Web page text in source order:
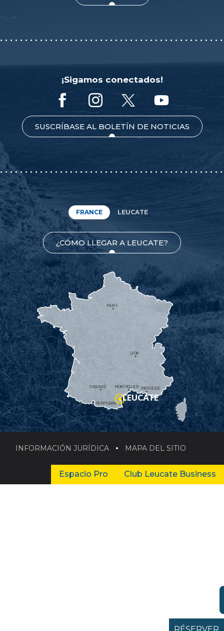
¡Sigamos conectados!
SUSCRÍBASE AL BOLETÍN DE NOTICIAS
FRANCE LEUCATE
¿CÓMO LLEGAR A LEUCATE?
MONTPELLIER
PERPIGNAN
MARSEILLE
TOULOUSE
LYON
PARIS
LEUCATE
INFORMACIÓN JURÍDICA MAPA DEL SITIO
Espacio Pro Club Leucate Business